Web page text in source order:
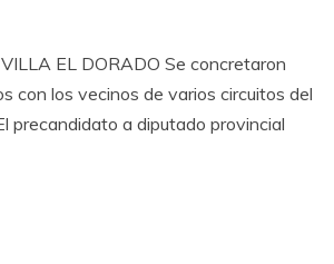
EL DORADO Se concretaron
con los vecinos de varios circuitos del
precandidato a diputado provincial